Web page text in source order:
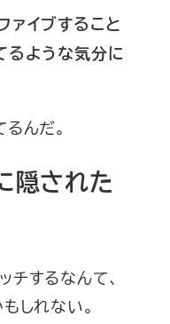
ァイブすること
るような気分に
んだ。
隠された
チするなんて、
しれない。